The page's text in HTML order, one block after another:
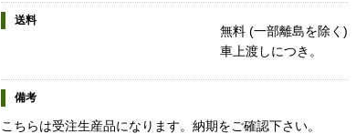
送料
無料 (一部離島を除く)
車上渡しにつき。
備考
こちらは受注生産品になります。納期をご確認下さい。